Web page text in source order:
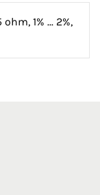
1% ... 2%,